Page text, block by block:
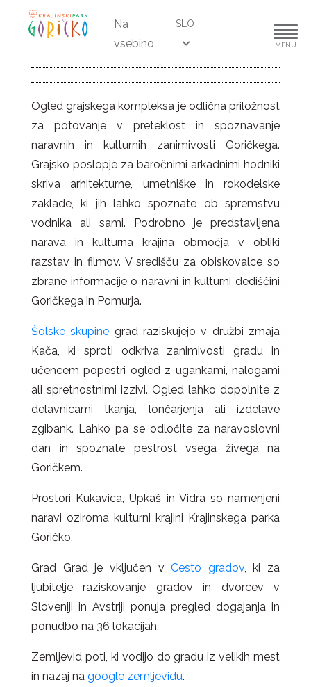
Na
vsebino
SLO
MENU
Ogled grajskega kompleksa je odlična priložnost
za potovanje v preteklost in spoznavanje
naravnih in kulturnih zanimivosti Goričkega.
Grajsko poslopje za baročnimi arkadnimi hodniki
skriva arhitekturne, umetniške in rokodelske
zaklade, ki jih lahko spoznate ob spremstvu
vodnika ali sami. Podrobno je predstavljena
narava in kulturna krajina območja v obliki
razstav in filmov. V središču za obiskovalce so
zbrane informacije o naravni in kulturni dediščini
Goričkega in Pomurja.
Šolske skupine grad raziskujejo v družbi zmaja
Kača, ki sproti odkriva zanimivosti gradu in
učencem popestri ogled z ugankami, nalogami
ali spretnostnimi izzivi. Ogled lahko dopolnite z
delavnicami tkanja, lončarjenja ali izdelave
zgibank. Lahko pa se odločite za naravoslovni
dan in spoznate pestrost vsega živega na
Goričkem.
Prostori Kukavica, Upkaš in Vidra so namenjeni
naravi oziroma kulturni krajini Krajinskega parka
Goričko.
Grad Grad je vključen vCesto gradov, ki za
ljubitelje raziskovanje gradov in dvorcev v
Sloveniji in Avstriji ponuja pregled dogajanja in
ponudbo na 36 lokacijah.
Zemljevid poti, ki vodijo do gradu iz velikih mest
in nazaj na google zemljevidu.